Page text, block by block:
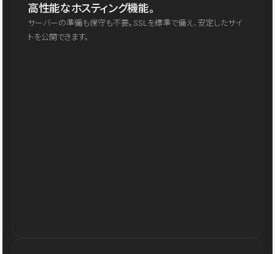
高性能なホスティング機能。
サーバーの準備も保守も不要。SSLを標準で備え、安定したサイ
トを公開できます。